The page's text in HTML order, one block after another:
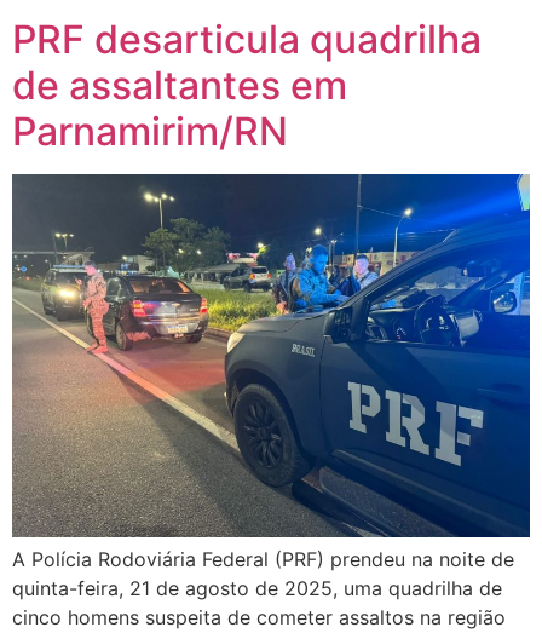
PRF desarticula quadrilha
de assaltantes em
Parnamirim/RN
A Polícia Rodoviária Federal (PRF) prendeu na noite de
quinta-feira, 21 de agosto de 2025, uma quadrilha de
cinco homens suspeita de cometer assaltos na região